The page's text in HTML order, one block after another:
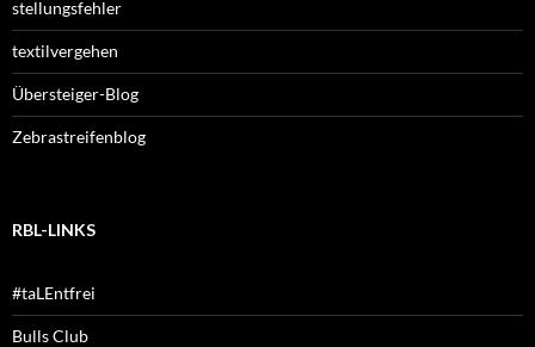
stellungsfehler
textilvergehen
Übersteiger-Blog
Zebrastreifenblog
RBL-LINKS
#taLEntfrei
Bulls Club